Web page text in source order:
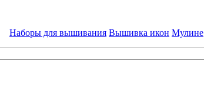
Наборы для вышивания Вышивка икон Мулине